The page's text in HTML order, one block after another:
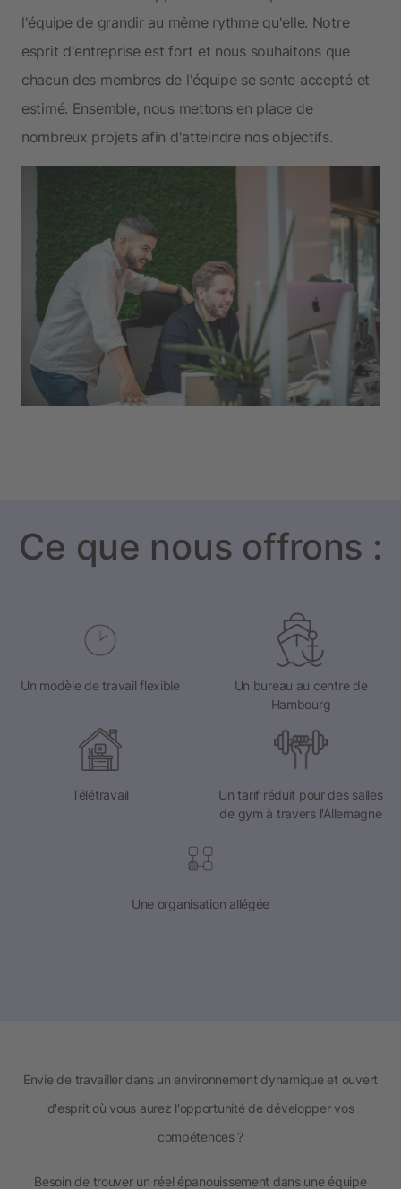
l'équipe de grandir au même rythme qu'elle. Notre
esprit d'entreprise est fort et nous souhaitons que
chacun des membres de l'équipe se sente accepté et
estimé. Ensemble, nous mettons en place de
nombreux projets afin d'atteindre nos objectifs.
Ce que nous offrons :
Un modèle de travail flexible
Un bureau au centre de
Hambourg
Télétravail
Un tarif réduit pour des salles
de gym à travers l'Allemagne
Une organisation allégée
Envie de travailler dans un environnement dynamique et ouvert
d'esprit où vous aurez l'opportunité de développer vos
compétences ?
Besoin de trouver un réel épanouissement dans une équipe